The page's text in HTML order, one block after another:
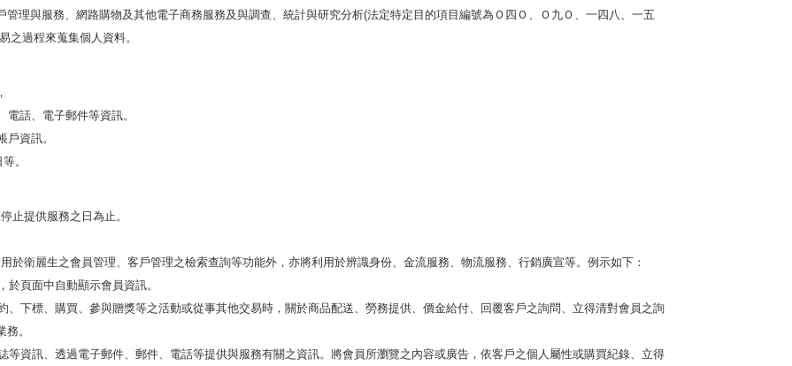
理與服務、網路購物及其他電子商務服務及與調查、統計與研究分析(法定特定目的項目編號為Ｏ四Ｏ、Ｏ九Ｏ、一四八、一五
之過程來蒐集個人資料。
話、電子郵件等資訊。
資訊。
。
止提供服務之日為止。
於衛麗生之會員管理、客戶管理之檢索查詢等功能外，亦將利用於辨識身份、金流服務、物流服務、行銷廣宣等。例示如下：
頁面中自動顯示會員資訊。
、下標、購買、參與贈獎等之活動或從事其他交易時，關於商品配送、勞務提供、價金給付、回覆客戶之詢問、立得清對會員之詢
。
等資訊、透過電子郵件、郵件、電話等提供與服務有關之資訊。將會員所瀏覽之內容或廣告，依客戶之個人屬性或購買紀錄、立得